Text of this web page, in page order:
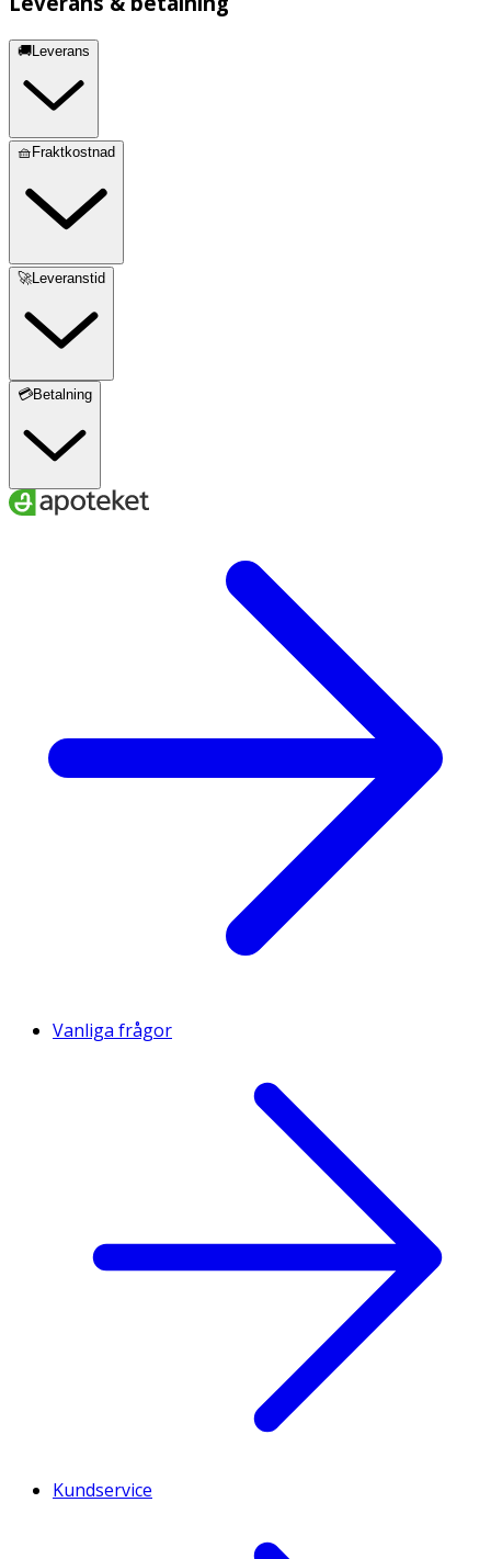
🚚Leverans
🧺Fraktkostnad
🚀Leveranstid
💳Betalning
Vanliga frågor
Kundservice